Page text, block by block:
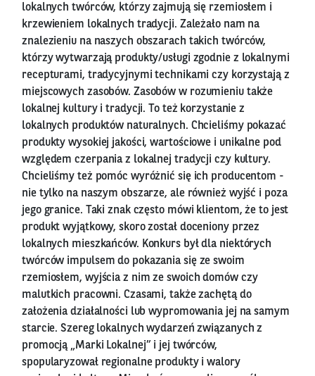
lokalnych twórców, którzy zajmują się rzemiosłem i
krzewieniem lokalnych tradycji. Zależało nam na
znalezieniu na naszych obszarach takich twórców,
którzy wytwarzają produkty/usługi zgodnie z lokalnymi
recepturami, tradycyjnymi technikami czy korzystają z
miejscowych zasobów. Zasobów w rozumieniu także
lokalnej kultury i tradycji. To też korzystanie z
lokalnych produktów naturalnych. Chcieliśmy pokazać
produkty wysokiej jakości, wartościowe i unikalne pod
względem czerpania z lokalnej tradycji czy kultury.
Chcieliśmy też pomóc wyróżnić się ich producentom -
nie tylko na naszym obszarze, ale również wyjść i poza
jego granice. Taki znak często mówi klientom, że to jest
produkt wyjątkowy, skoro został doceniony przez
lokalnych mieszkańców. Konkurs był dla niektórych
twórców impulsem do pokazania się ze swoim
rzemiosłem, wyjścia z nim ze swoich domów czy
malutkich pracowni. Czasami, także zachętą do
założenia działalności lub wypromowania jej na samym
starcie. Szereg lokalnych wydarzeń związanych z
promocją „Marki Lokalnej” i jej twórców,
spopularyzował regionalne produkty i walory